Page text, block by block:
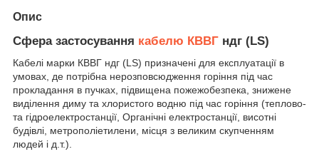
Опис
Сфера застосування кабелю КВВГ ндг (LS)
Кабелі марки КВВГ ндг (LS) призначені для експлуатації в
умовах, де потрібна нерозповсюдження горіння під час
прокладання в пучках, підвищена пожежобезпека, знижене
виділення диму та хлористого водню під час горіння (теплово-
та гідроелектростанції, Органічні електростанції, висотні
будівлі, метрополіетилени, місця з великим скупченням
людей і д.т.).